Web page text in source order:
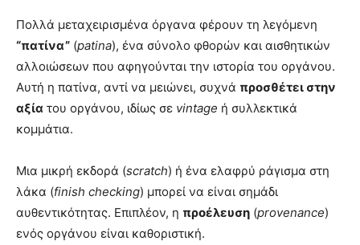
Πολλά μεταχειρισμένα όργανα φέρουν τη λεγόμενη
“πατίνα” (patina), ένα σύνολο φθορών και αισθητικών
αλλοιώσεων που αφηγούνται την ιστορία του οργάνου.
Αυτή η πατίνα, αντί να μειώνει, συχνά προσθέτει στην
αξία του οργάνου, ιδίως σε vintage ή συλλεκτικά
κομμάτια.
Μια μικρή εκδορά (scratch) ή ένα ελαφρύ ράγισμα στη
λάκα (finish checking) μπορεί να είναι σημάδι
αυθεντικότητας. Επιπλέον, η προέλευση (provenance)
ενός οργάνου είναι καθοριστική.